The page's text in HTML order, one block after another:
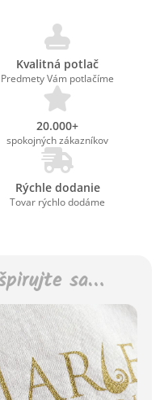
Kvalitná potlač
Predmety Vám potlačíme
20.000+
spokojných zákazníkov
Rýchle dodanie
Tovar rýchlo dodáme
sa…